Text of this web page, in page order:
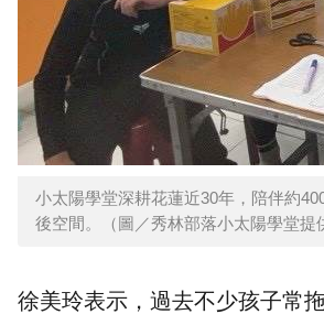
小太陽學堂深耕花蓮近30年，陪伴約
後空間。（圖／秀林部落小太陽學堂提
徐美玲表示，過去不少孩子常